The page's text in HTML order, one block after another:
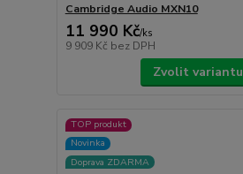
Cambridge Audio MXN10
11 990 Kč/ks
9 909 Kč bez DPH
Zvolit variantu
TOP produkt
Novinka
Doprava ZDARMA